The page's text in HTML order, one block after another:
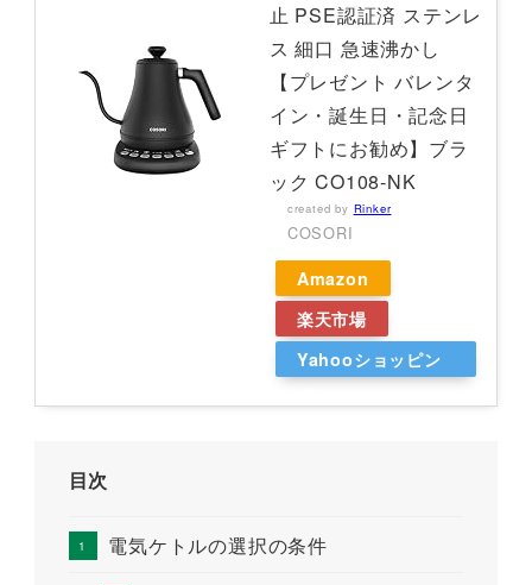
止 PSE認証済 ステンレ
ス 細口 急速沸かし
【プレゼント バレンタ
イン・誕生日・記念日
ギフトにお勧め】ブラ
ック CO108-NK
created by Rinker
COSORI
Amazon
楽天市場
Yahooショッピン
目次
電気ケトルの選択の条件